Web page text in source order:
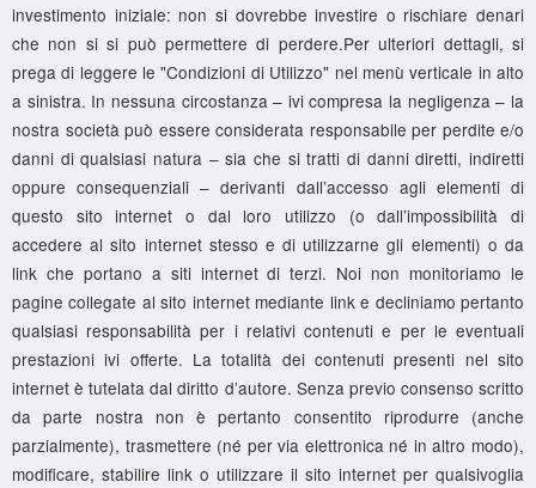
investimento iniziale: non si dovrebbe investire o rischiare denari
che non si si può permettere di perdere.Per ulteriori dettagli, si
prega di leggere le "Condizioni di Utilizzo" nel menù verticale in alto
a sinistra. In nessuna circostanza – ivi compresa la negligenza – la
nostra società può essere considerata responsabile per perdite e/o
danni di qualsiasi natura – sia che si tratti di danni diretti, indiretti
oppure consequenziali – derivanti dall’accesso agli elementi di
questo sito internet o dal loro utilizzo (o dall’impossibilità di
accedere al sito internet stesso e di utilizzarne gli elementi) o da
link che portano a siti internet di terzi. Noi non monitoriamo le
pagine collegate al sito internet mediante link e decliniamo pertanto
qualsiasi responsabilità per i relativi contenuti e per le eventuali
prestazioni ivi offerte. La totalità dei contenuti presenti nel sito
internet è tutelata dal diritto d’autore. Senza previo consenso scritto
da parte nostra non è pertanto consentito riprodurre (anche
parzialmente), trasmettere (né per via elettronica né in altro modo),
modificare, stabilire link o utilizzare il sito internet per qualsivoglia